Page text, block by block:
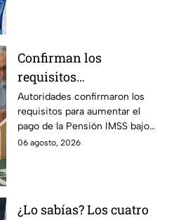
Confirman los
requisitos
indispensables para
incrementar el pago de
la Pensión IMSS bajo el
régimen de la Ley 73
Autoridades confirmaron los
requisitos para aumentar el
pago de la Pensión IMSS bajo
la Ley 73, ¿cuáles son?
06 agosto, 2026
¿Lo sabías? Los cuatro